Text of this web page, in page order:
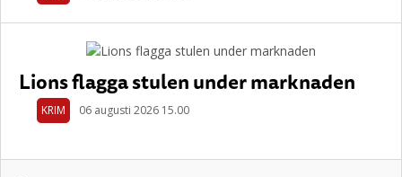
Lions flagga stulen under marknaden
KRIM 06 augusti 2026 15.00